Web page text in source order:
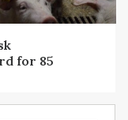
for 85